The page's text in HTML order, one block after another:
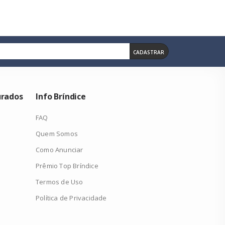
CADASTRAR
Info Bríndice
FAQ
Quem Somos
Como Anunciar
Prêmio Top Bríndice
Termos de Uso
Política de Privacidade